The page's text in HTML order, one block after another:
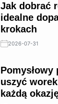
Jak dobrać
idealne
krokach
2026-07-31
uszyć
każdą